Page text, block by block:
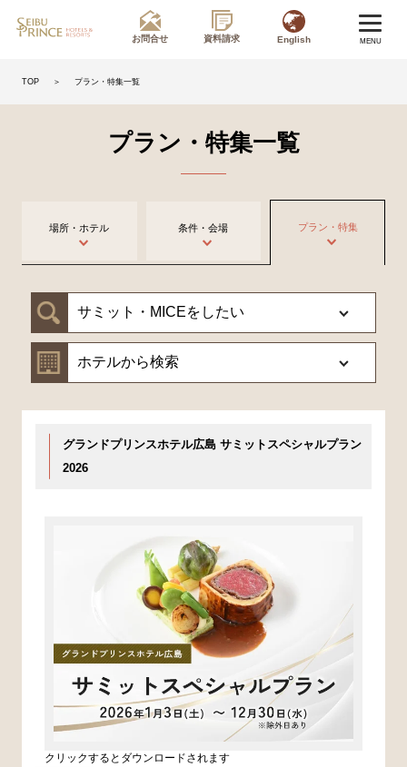
お問合せ 資料請求 English MENU
TOP ＞ プラン・特集一覧
プラン・特集一覧
場所・ホテル 条件・会場 プラン・特集
グランドプリンスホテル広島 サミットスペシャルプラン
2026
クリックするとダウンロードされます